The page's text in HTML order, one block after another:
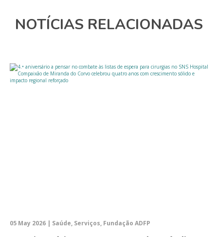
NOTÍCIAS RELACIONADAS
05 May 2026 | Saúde, Serviços, Fundação ADFP